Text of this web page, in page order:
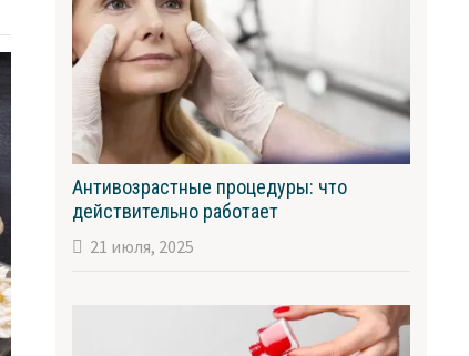
Антивозрастные процедуры: что
действительно работает
21 июля, 2025